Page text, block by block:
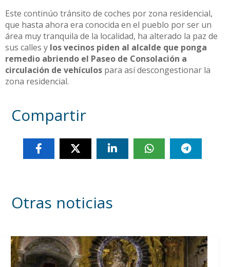
Este continúo tránsito de coches por zona residencial,
que hasta ahora era conocida en el pueblo por ser un
área muy tranquila de la localidad, ha alterado la paz de
sus calles y los vecinos piden al alcalde que ponga
remedio abriendo el Paseo de Consolación a
circulación de vehículos para así descongestionar la
zona residencial.
Compartir
Otras noticias